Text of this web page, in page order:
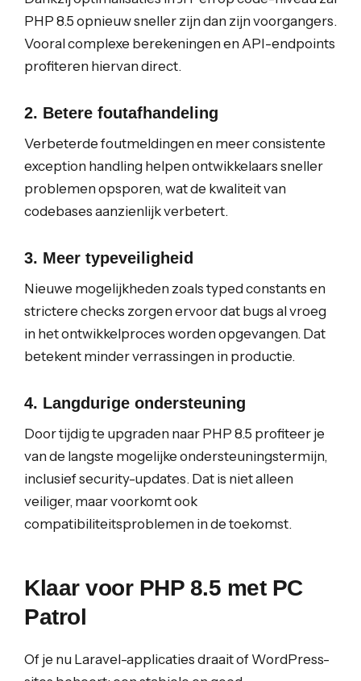
PHP 8.5 opnieuw sneller zijn dan zijn voorgangers.
Vooral complexe berekeningen en API-endpoints
profiteren hiervan direct.
2. Betere foutafhandeling
Verbeterde foutmeldingen en meer consistente
exception handling helpen ontwikkelaars sneller
problemen opsporen, wat de kwaliteit van
codebases aanzienlijk verbetert.
3. Meer typeveiligheid
Nieuwe mogelijkheden zoals typed constants en
strictere checks zorgen ervoor dat bugs al vroeg
in het ontwikkelproces worden opgevangen. Dat
betekent minder verrassingen in productie.
4. Langdurige ondersteuning
Door tijdig te upgraden naar PHP 8.5 profiteer je
van de langste mogelijke ondersteuningstermijn,
inclusief security-updates. Dat is niet alleen
veiliger, maar voorkomt ook
compatibiliteitsproblemen in de toekomst.
Klaar voor PHP 8.5 met PC
Patrol
Of je nu Laravel-applicaties draait of WordPress-